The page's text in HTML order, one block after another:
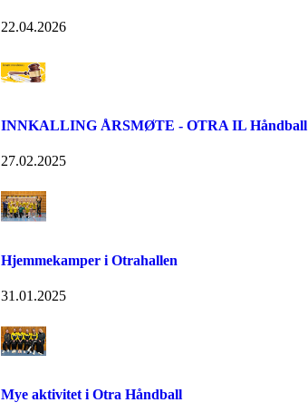
22.04.2026
INNKALLING ÅRSMØTE - OTRA IL Håndball
27.02.2025
Hjemmekamper i Otrahallen
31.01.2025
Mye aktivitet i Otra Håndball